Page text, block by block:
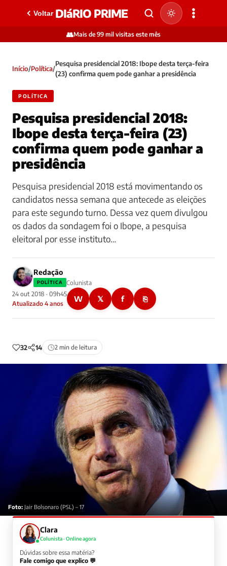
Voltar DIáRIO PRIME
👥Mais de 99 mil visitas este mês
Início/Política/
Pesquisa presidencial 2018: Ibope desta terça-feira
(23) confirma quem pode ganhar a presidência
POLÍTICA
Pesquisa presidencial 2018:
Ibope desta terça-feira (23)
confirma quem pode ganhar a
presidência
Pesquisa presidencial 2018 está movimentando os
candidatos nessa semana que antecede as eleições
para este segundo turno. Dessa vez quem divulgou
os dados da sondagem foi o Ibope, a pesquisa
eleitoral por esse instituto…
Redação
POLÍTICA
Colunista
24 out 2018 · 09h45
Atualizado 4 anos
W 𝕏 f ⎘
32 14 2 min de leitura
Foto: Jair Bolsonaro (PSL) – 17
Clara
Colunista · Online agora
Dúvidas sobre essa matéria?
Fale comigo que explico 💬